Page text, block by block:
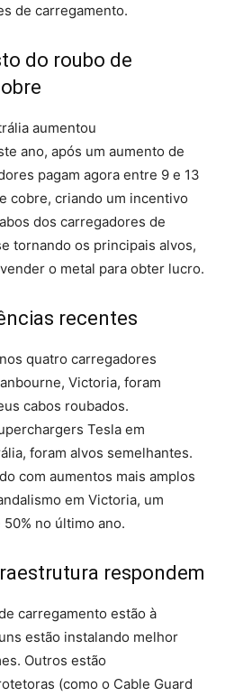
de carregamento.
do roubo de
aumentou
ano, após um aumento de
pagam agora entre 9 e 13
cobre, criando um incentivo
dos carregadores de
tornando os principais alvos,
o metal para obter lucro.
recentes
quatro carregadores
Victoria, foram
cabos roubados.
Tesla em
foram alvos semelhantes.
com aumentos mais amplos
em Victoria, um
no último ano.
respondem
carregamento estão à
estão instalando melhor
Outros estão
(como o Cable Guard